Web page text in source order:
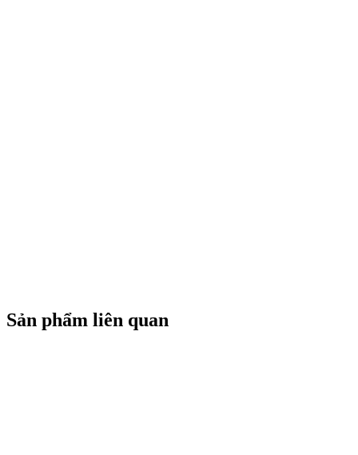
Sản phẩm liên quan